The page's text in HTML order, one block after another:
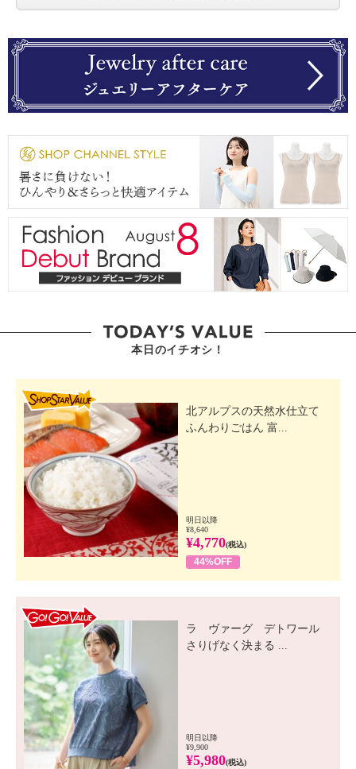
本日のイチオシ！
北アルプスの天然水仕立て
ふんわりごはん 富...
明日以降
¥8,640
¥4,770(税込)
44%OFF
ラ ヴァーグ デトワール
さりげなく決まる ...
明日以降
¥9,900
¥5,980(税込)